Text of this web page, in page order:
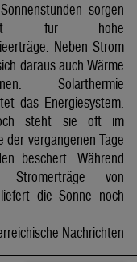
sorgen
für hohe
Neben Strom
daraus auch Wärme
Solarthermie
das Energiesystem.
steht sie oft im
vergangenen Tage
beschert. Während
von
die Sonne noch
Nachrichten